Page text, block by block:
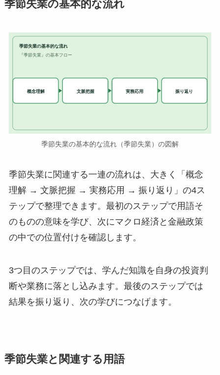
季節失業の基本的な流れ
季節失業の基本的な流れ
『季節失業』の基本フロー
概念理解 文脈把握 実務応用 振り返り
季節失業の基本的な流れ（季節失業）の図解
季節失業に関連する一連の流れは、大きく「概念
理解 → 文脈把握 → 実務応用 → 振り返り」の4ス
テップで整理できます。最初のステップで用語そ
のものの意味を学び、次にマクロ経済と金融政策
の中での位置付けを確認します。
3つ目のステップでは、学んだ知識を自身の投資判
断や業務に落とし込みます。最後のステップでは
結果を振り返り、次の学びにつなげます。
季節失業と関連する用語